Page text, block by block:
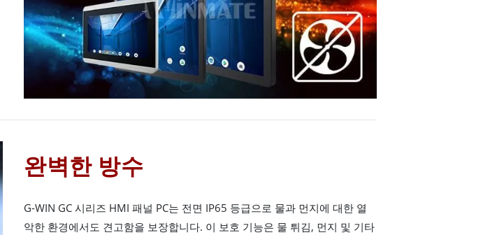
완벽한 방수
G-WIN GC 시리즈 HMI 패널 PC는 전면 IP65 등급으로 물과 먼지에 대한 열
악한 환경에서도 견고함을 보장합니다. 이 보호 기능은 물 튀김, 먼지 및 기타